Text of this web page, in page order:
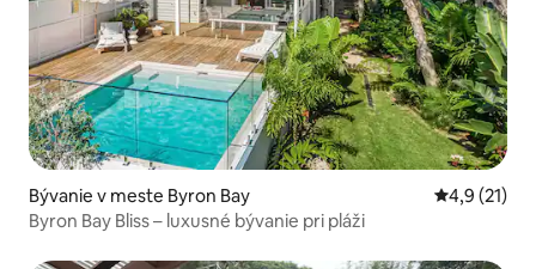
Bývanie v meste Byron Bay Priemerné
4,9 (21)
Byron Bay Bliss – luxusné bývanie pri pláži